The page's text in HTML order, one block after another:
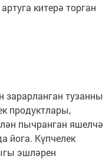
китерә торган
тузанны
продуктлары,
пычранган яшелчә
йога. Күпчелек
эшләрен